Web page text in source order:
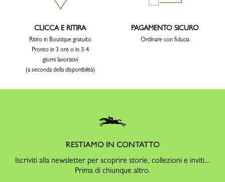
CLICCA E RITIRA
Ritiro in Boutique gratuito
Pronto in 3 ore o in 3-4
giorni lavorativi
(a seconda della disponibilità)
PAGAMENTO SICURO
Ordinare con fiducia
RESTIAMO IN CONTATTO
Iscriviti alla newsletter per scoprire storie, collezioni e inviti...
Prima di chiunque altro.